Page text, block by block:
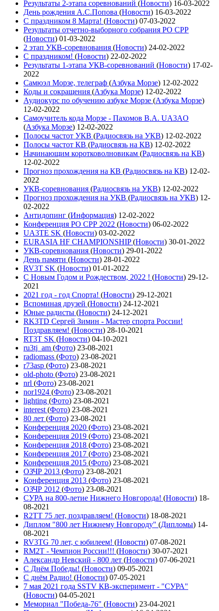
Результаты 2-этапа соревнований (Новости) 16-03-2022
День рождения А.С.Попова (Новости) 16-03-2022
С праздником 8 Марта! (Новости) 07-03-2022
Результаты отчетно-выборного собрания РО СРР
(Новости) 01-03-2022
2 этап УКВ-соревнования (Новости) 24-02-2022
С праздником! (Новости) 22-02-2022
Результаты 1-этапа УКВ-соревнований (Новости) 17-02-
2022
Самюэл Морзе, телеграф (Азбука Морзе) 12-02-2022
Коды и сокращения (Азбука Морзе) 12-02-2022
Аудиокурс по обучению азбуке Морзе (Азбука Морзе)
12-02-2022
Самоучитель кода Морзе - Пахомов В.А. UA3AO
(Азбука Морзе) 12-02-2022
Полосы частот УКВ (Радиосвязь на УКВ) 12-02-2022
Полосы частот КВ (Радиосвязь на КВ) 12-02-2022
Начинающим коротковолновикам (Радиосвязь на КВ)
12-02-2022
Прогноз прохождения на КВ (Радиосвязь на КВ) 12-02-
2022
УКВ-соревнования (Радиосвязь на УКВ) 12-02-2022
Прогноз прохождения на УКВ (Радиосвязь на УКВ) 12-
02-2022
Антидопинг (Информация) 12-02-2022
Конференция РО СРР 2022 (Новости) 06-02-2022
UA3TE SK (Новости) 03-02-2022
EURASIA HF CHAMPIONSHIP(Новости) 30-01-2022
УКВ-соревнования (Новости) 29-01-2022
День памяти (Новости) 28-01-2022
RV3T SK (Новости) 01-01-2022
С Новым Годом и Рождеством, 2022 ! (Новости) 29-12-
2021
2021 год - год Cпорта! (Новости) 29-12-2021
Вспоминая друзей (Новости) 24-12-2021
Юные радисты (Новости) 24-12-2021
RK3TD Сергей Зимин - Мастер спорта России!
Поздравляем! (Новости) 28-10-2021
RT3T SK (Новости) 04-10-2021
ru3tj_am (Фото) 23-08-2021
radiomass (Фото) 23-08-2021
r73asp (Фото) 23-08-2021
old-photo (Фото) 23-08-2021
nrl (Фото) 23-08-2021
nor1924 (Фото) 23-08-2021
lighting (Фото) 23-08-2021
interest (Фото) 23-08-2021
80 лет (Фото) 23-08-2021
Конференция 2020 (Фото) 23-08-2021
Конференция 2019 (Фото) 23-08-2021
Конференция 2018 (Фото) 23-08-2021
Конференция 2017 (Фото) 23-08-2021
Конференция 2015 (Фото) 23-08-2021
ОЗЧР 2013 (Фото) 23-08-2021
Конференция 2013 (Фото) 23-08-2021
ОЗЧР 2012 (Фото) 23-08-2021
СУРА на 800-летие Нижнего Новгорода! (Новости) 18-
08-2021
R2TT 75 лет, поздравляем! (Новости) 18-08-2021
Диплом "800 лет Нижнему Новгороду" (Дипломы) 14-
08-2021
RV3TG 70 лет, с юбилеем! (Новости) 07-08-2021
RM2T - Чемпион России!!! (Новости) 30-07-2021
Александр Невский - 800 лет (Новости) 07-06-2021
С Днём Победы! (Новости) 09-05-2021
C днём Радио! (Новости) 07-05-2021
7 мая 2021 года SSTV КВ-эксперимент - "СУРА"
(Новости) 04-05-2021
Мемориал "Победа-76" (Новости) 23-04-2021